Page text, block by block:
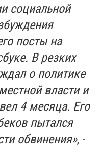
социальной
посты на
В резких
о политике
власти и
4 месяца. Его
пытался
обвинения», -